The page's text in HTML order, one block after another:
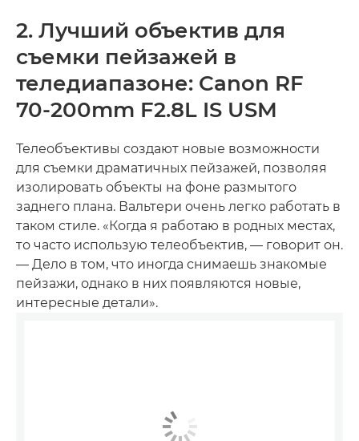
2. Лучший объектив для
съемки пейзажей в
теледиапазоне: Canon RF
70-200mm F2.8L IS USM
Телеобъективы создают новые возможности
для съемки драматичных пейзажей, позволяя
изолировать объекты на фоне размытого
заднего плана. Вальтери очень легко работать в
таком стиле. «Когда я работаю в родных местах,
то часто использую телеобъектив, — говорит он.
— Дело в том, что иногда снимаешь знакомые
пейзажи, однако в них появляются новые,
интересные детали».